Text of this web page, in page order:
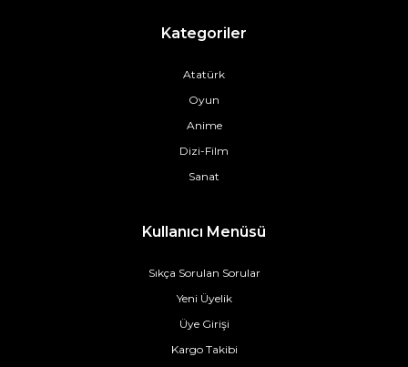
Kategoriler
Atatürk
Oyun
Anime
Dizi-Film
Sanat
Kullanıcı Menüsü
Sıkça Sorulan Sorular
Yeni Üyelik
Üye Girişi
Kargo Takibi